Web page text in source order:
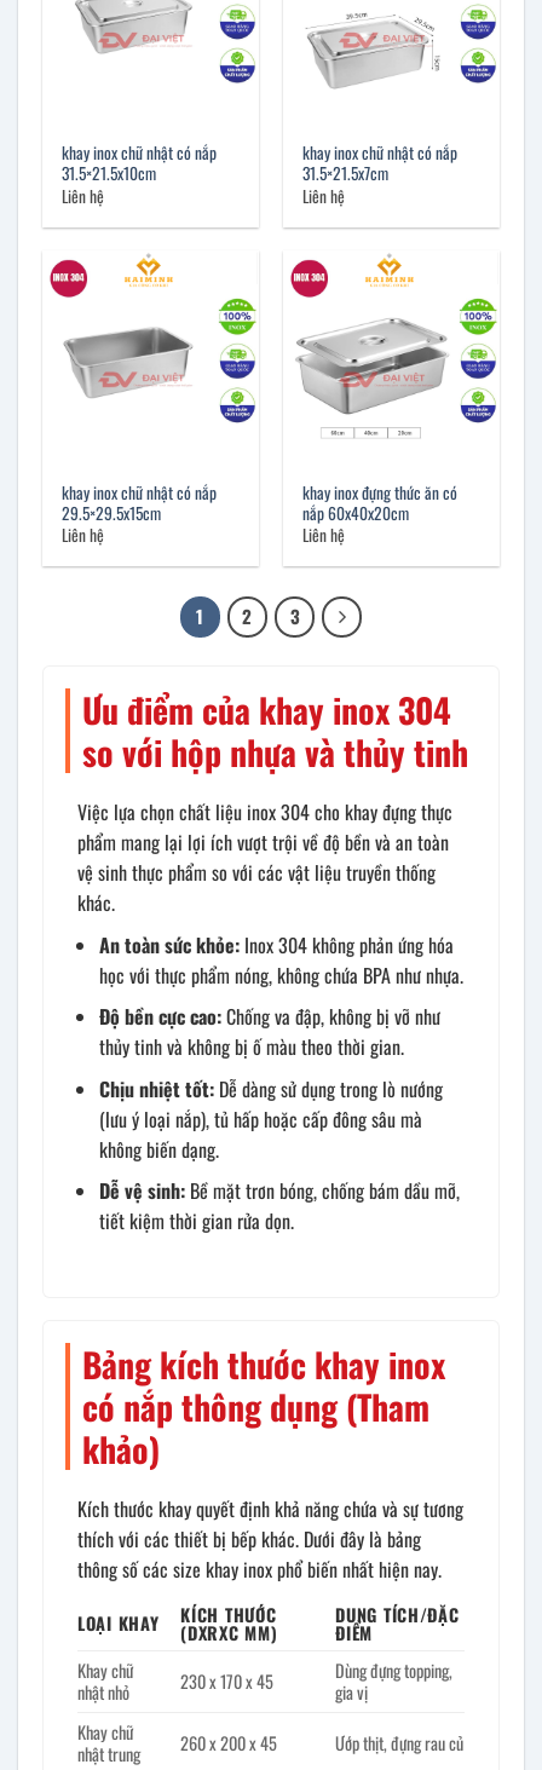
khay inox chữ nhật có nắp
31.5×21.5x10cm
Liên hệ
khay inox chữ nhật có nắp
31.5×21.5x7cm
Liên hệ
khay inox chữ nhật có nắp
29.5×29.5x15cm
Liên hệ
khay inox đựng thức ăn có
nắp 60x40x20cm
Liên hệ
1 2 3
Ưu điểm của khay inox 304
so với hộp nhựa và thủy tinh
Việc lựa chọn chất liệu inox 304 cho khay đựng thực
phẩm mang lại lợi ích vượt trội về độ bền và an toàn
vệ sinh thực phẩm so với các vật liệu truyền thống
khác.
An toàn sức khỏe: Inox 304 không phản ứng hóa
học với thực phẩm nóng, không chứa BPA như nhựa.
Độ bền cực cao:Chống va đập, không bị vỡ như
thủy tinh và không bị ố màu theo thời gian.
Chịu nhiệt tốt: Dễ dàng sử dụng trong lò nướng
(lưu ý loại nắp), tủ hấp hoặc cấp đông sâu mà
không biến dạng.
Dễ vệ sinh: Bề mặt trơn bóng, chống bám dầu mỡ,
tiết kiệm thời gian rửa dọn.
Bảng kích thước khay inox
có nắp thông dụng (Tham
khảo)
Kích thước khay quyết định khả năng chứa và sự tương
thích với các thiết bị bếp khác. Dưới đây là bảng
thông số các size khay inox phổ biến nhất hiện nay.
LOẠI KHAY KÍCH THƯỚC
(DXRXC MM)
DUNG TÍCH/ĐẶC
ĐIỂM
Khay chữ
nhật nhỏ
230 x 170 x 45
Dùng đựng topping,
gia vị
Khay chữ
nhật trung
260 x 200 x 45 Ướp thịt, đựng rau củ